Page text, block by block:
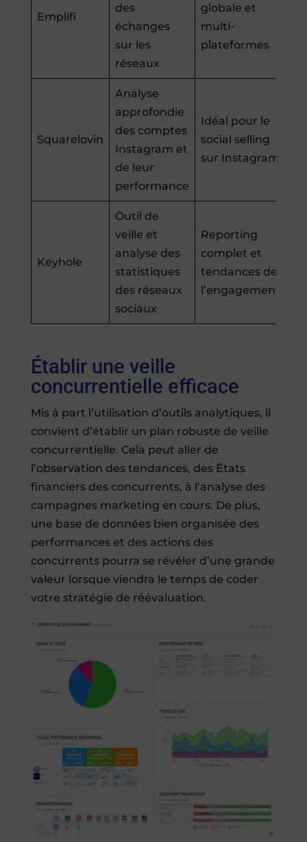
Emplifi
des
échanges
sur les
réseaux
globale et
multi-
plateformes
Squarelovin
Analyse
approfondie
des comptes
Instagram et
de leur
performance
Idéal pour le
social selling
sur Instagram
Keyhole
Outil de
veille et
analyse des
statistiques
des réseaux
sociaux
Reporting
complet et
tendances de
l’engagement
Établir une veille
concurrentielle efficace
Mis à part l’utilisation d’outils analytiques, il
convient d’établir un plan robuste de veille
concurrentielle. Cela peut aller de
l’observation des tendances, des États
financiers des concurrents, à l’analyse des
campagnes marketing en cours. De plus,
une base de données bien organisée des
performances et des actions des
concurrents pourra se révéler d’une grande
valeur lorsque viendra le temps de coder
votre stratégie de réévaluation.